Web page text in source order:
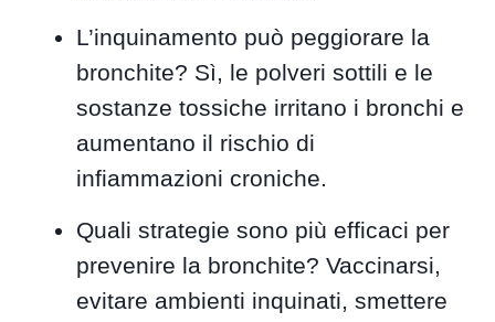
L’inquinamento può peggiorare la
bronchite? Sì, le polveri sottili e le
sostanze tossiche irritano i bronchi e
aumentano il rischio di
infiammazioni croniche.
Quali strategie sono più efficaci per
prevenire la bronchite? Vaccinarsi,
evitare ambienti inquinati, smettere